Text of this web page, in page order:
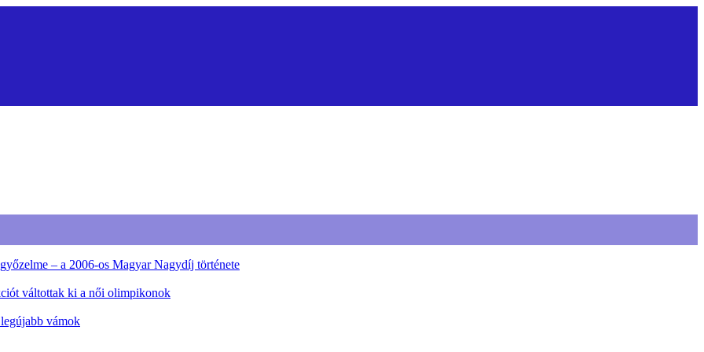
– a 2006-os Magyar Nagydíj története
váltottak ki a női olimpikonok
vámok